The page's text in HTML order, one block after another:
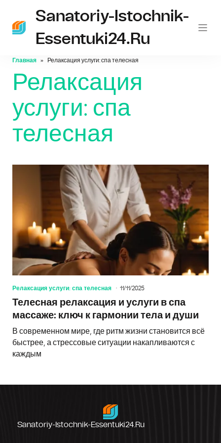
Sanatoriy-Istochnik-
Essentuki24.ru
Главная Релаксация услуги: спа телесная
Релаксация
услуги: спа
телесная
Релаксация услуги: спа телесная 11/11/2025
Телесная релаксация и услуги в спа
массаже: ключ к гармонии тела и души
В современном мире, где ритм жизни становится всё
быстрее, а стрессовые ситуации накапливаются с
каждым
Sanatoriy-Istochnik-Essentuki24.ru